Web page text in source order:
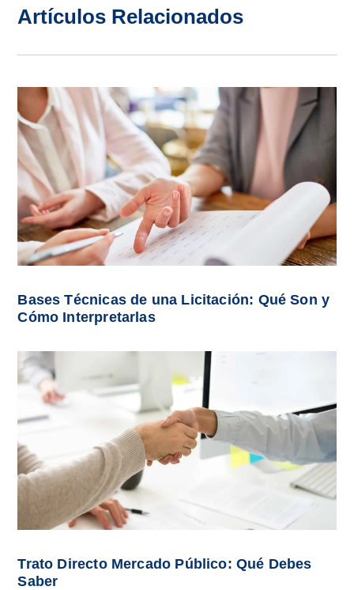
Artículos Relacionados
Bases Técnicas de una Licitación: Qué Son y
Cómo Interpretarlas
Trato Directo Mercado Público: Qué Debes
Saber